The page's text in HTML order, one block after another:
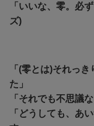
「いいな、零。必
ズ)
「(零とは)それっ
た」
「それでも不思議
「どうしても、あ